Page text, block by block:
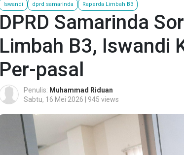
Iswandi dprd samarinda Raperda Limbah B3
DPRD Samarinda
Limbah B3, Iswandi
Per-pasal
Penulis: Muhammad Riduan
Sabtu, 16 Mei 2026 | 945 views